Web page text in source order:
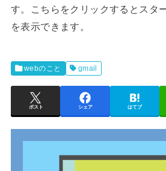
す。こちらをクリックするとスタ
を表示できます。
webのこと gmail
ポスト シェア はてブ